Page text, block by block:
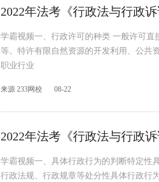
2022年法考《行政法与行政
学霸视频一、行政许可的种类 一般许可
等。特许有限自然资源的开发利用、公共
职业行业
来源 233网校 08-22
2022年法考《行政法与行政
学霸视频一、具体行政行为的判断特定性
行政法规、行政规章等处分性具体行政行